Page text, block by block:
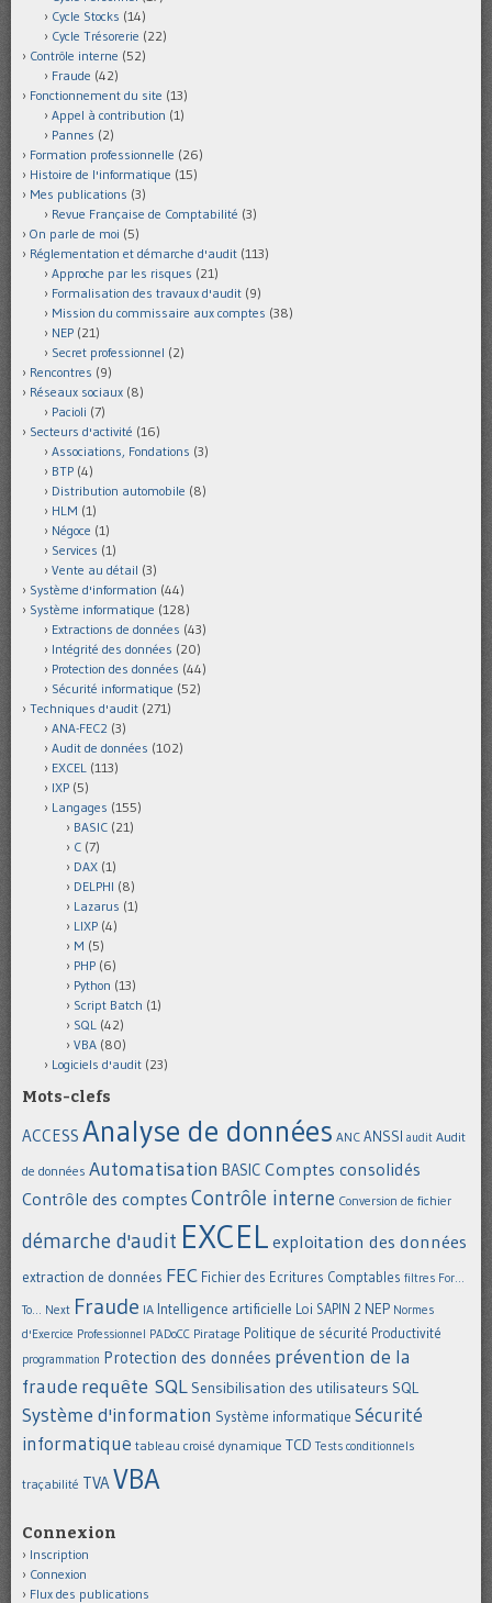
Cycle Stocks (14)
Cycle Trésorerie (22)
Contrôle interne (52)
Fraude (42)
Fonctionnement du site (13)
Appel à contribution (1)
Pannes (2)
Formation professionnelle (26)
Histoire de l'informatique (15)
Mes publications (3)
Revue Française de Comptabilité (3)
On parle de moi (5)
Réglementation et démarche d'audit (113)
Approche par les risques (21)
Formalisation des travaux d'audit (9)
Mission du commissaire aux comptes (38)
NEP (21)
Secret professionnel (2)
Rencontres (9)
Réseaux sociaux (8)
Pacioli (7)
Secteurs d'activité (16)
Associations, Fondations (3)
BTP (4)
Distribution automobile (8)
HLM (1)
Négoce (1)
Services (1)
Vente au détail (3)
Système d'information (44)
Système informatique (128)
Extractions de données (43)
Intégrité des données (20)
Protection des données (44)
Sécurité informatique (52)
Techniques d'audit (271)
ANA-FEC2 (3)
Audit de données (102)
EXCEL (113)
IXP (5)
Langages (155)
BASIC (21)
C (7)
DAX (1)
DELPHI (8)
Lazarus (1)
LIXP (4)
M (5)
PHP (6)
Python (13)
Script Batch (1)
SQL (42)
VBA (80)
Logiciels d'audit (23)
Mots-clefs
ACCESS Analyse de données ANC ANSSI audit Audit
de données Automatisation BASIC Comptes consolidés
Contrôle des comptes Contrôle interne Conversion de fichier
démarche d'audit EXCEL exploitation des données
extraction de données FEC Fichier des Ecritures Comptables filtres For...
To... Next Fraude IA Intelligence artificielle Loi SAPIN 2 NEP Normes
d'Exercice Professionnel PADoCC Piratage Politique de sécurité Productivité
programmation Protection des données prévention de la
fraude requête SQL Sensibilisation des utilisateurs SQL
Système d'information Système informatique Sécurité
informatique tableau croisé dynamique TCD Tests conditionnels
traçabilité TVAVBA
Connexion
Inscription
Connexion
Flux des publications